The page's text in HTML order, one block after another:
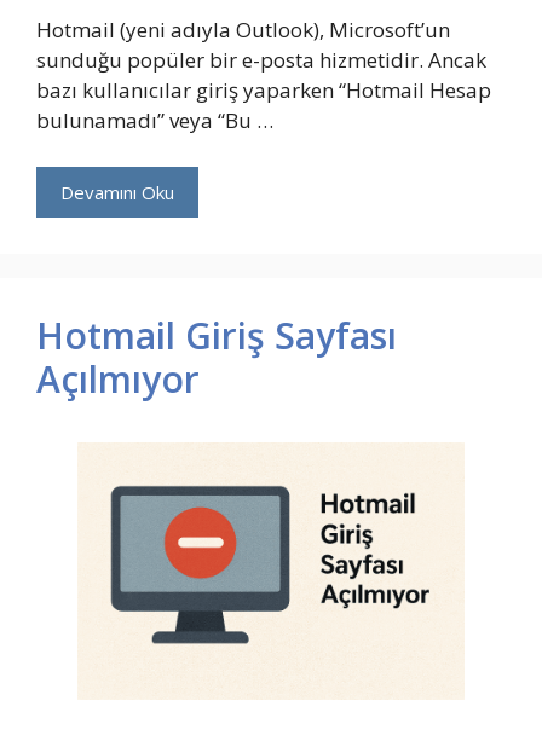
Hotmail (yeni adıyla Outlook), Microsoft’un
sunduğu popüler bir e-posta hizmetidir. Ancak
bazı kullanıcılar giriş yaparken “Hotmail Hesap
bulunamadı” veya “Bu …
Devamını Oku
Hotmail Giriş Sayfası
Açılmıyor